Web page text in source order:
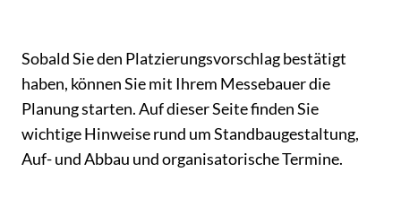
Sobald Sie den Platzierungsvorschlag bestätigt
haben, können Sie mit Ihrem Messebauer die
Planung starten. Auf dieser Seite finden Sie
wichtige Hinweise rund um Standbaugestaltung,
Auf- und Abbau und organisatorische Termine.